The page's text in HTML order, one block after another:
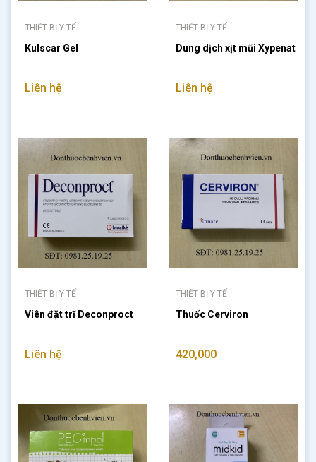
THIẾT BỊ Y TẾ
Kulscar Gel
Liên hệ
THIẾT BỊ Y TẾ
Dung dịch xịt mũi Xypenat
Liên hệ
THIẾT BỊ Y TẾ
Viên đặt trĩ Deconproct
Liên hệ
THIẾT BỊ Y TẾ
Thuốc Cerviron
420,000